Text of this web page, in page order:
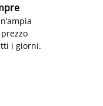
i giorni.